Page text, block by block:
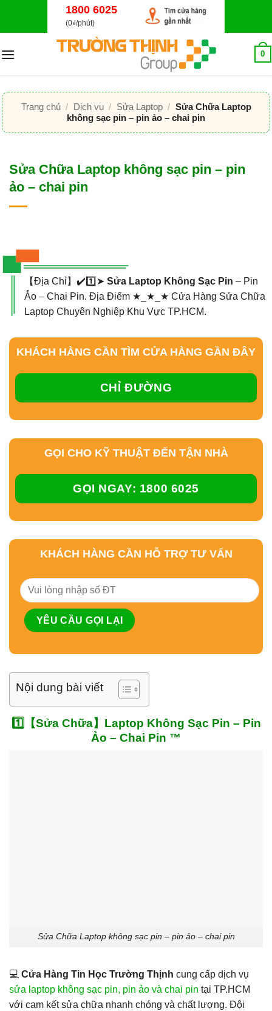
dung
1800 6025
(0₫/phút)
0
Trang chủ / Dịch vụ / Sửa Laptop / Sửa Chữa Laptop
không sạc pin – pin ảo – chai pin
Sửa Chữa Laptop không sạc pin – pin
ảo – chai pin
【Địa Chỉ】✔️1️⃣➤ Sửa Laptop Không Sạc Pin – Pin
Ảo – Chai Pin. Địa Điểm ★_★_★ Cửa Hàng Sửa Chữa
Laptop Chuyên Nghiệp Khu Vực TP.HCM.
KHÁCH HÀNG CẦN TÌM CỬA HÀNG GẦN ĐÂY
CHỈ ĐƯỜNG
GỌI CHO KỸ THUẬT ĐẾN TẬN NHÀ
GỌI NGAY: 1800 6025
KHÁCH HÀNG CẦN HỖ TRỢ TƯ VẤN
Nội dung bài viết
1️⃣【Sửa Chữa】Laptop Không Sạc Pin – Pin
Ảo – Chai Pin ™
Sửa Chữa Laptop không sạc pin – pin ảo – chai pin
💻 Cửa Hàng Tin Học Trường Thịnh cung cấp dịch vụ
sửa laptop không sạc pin, pin ảo và chai pin tại TP.HCM
với cam kết sửa chữa nhanh chóng và chất lượng. Đội